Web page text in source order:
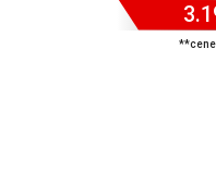
**cene